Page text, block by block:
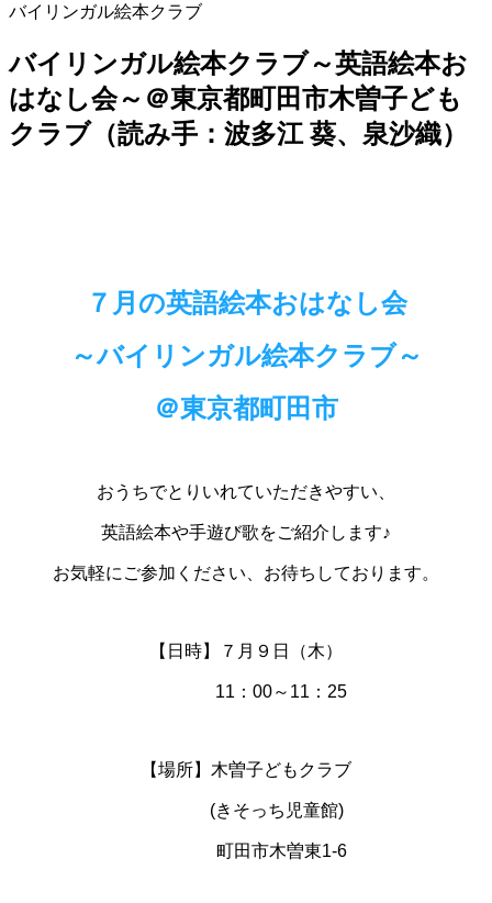
バイリンガル絵本クラブ
バイリンガル絵本クラブ～英語絵本お
はなし会～＠東京都町田市木曽子ども
クラブ（読み手：波多江 葵、泉沙織）
７ 月の英語絵本おはなし会
～バイリンガル絵本クラブ～
＠東京都町田市
おうちでとりいれていただきやすい、
英語絵本や手遊び歌をご紹介します♪
お気軽にご参加ください、お待ちしております。
【日時】７月９日（木）
11：00～11：25
【場所】木曽子どもクラブ
(きそっち児童館)
町田市木曽東1-6